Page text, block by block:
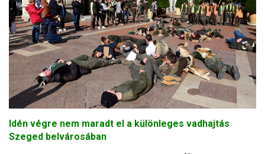
Idén végre nem maradt el a különleges vadhajtás
Szeged belvárosában